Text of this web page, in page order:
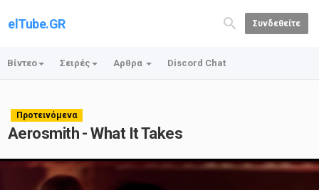
elTube.GR Συνδεθείτε
Βίντεο Σειρές Αρθρα Discord Chat
Προτεινόμενα
Aerosmith - What It Takes